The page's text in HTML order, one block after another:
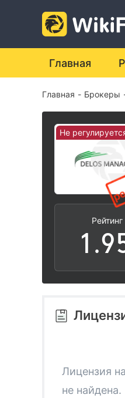
Главная
Главная - Брокеры
Не
Рейтинг
0
1
2
3
5
.
3
4
5
6
7
8
9
Лицензия
не